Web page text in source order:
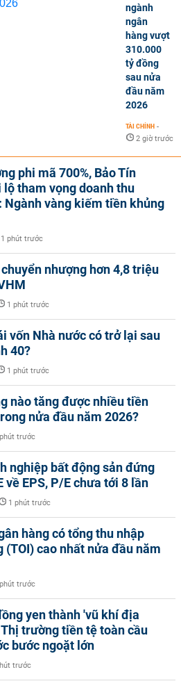
ngành
ngân
hàng vượt
310.000
tỷ đồng
sau nửa
đầu năm
2026
TÀI CHÍNH -
2 giờ trước
phi mã 700%, Bảo Tín
lộ tham vọng doanh thu
Ngành vàng kiếm tiền khủng
1 phút trước
nhượng hơn 4,8 triệu
1 phút trước
vốn Nhà nước có trở lại sau
40?
1 phút trước
nào tăng được nhiều tiền
nửa đầu năm 2026?
trước
nghiệp bất động sản đứng
về EPS, P/E chưa tới 8 lần
1 phút trước
hàng có tổng thu nhập
(TOI) cao nhất nửa đầu năm
trước
yen thành 'vũ khí địa
trường tiền tệ toàn cầu
bước ngoặt lớn
trước